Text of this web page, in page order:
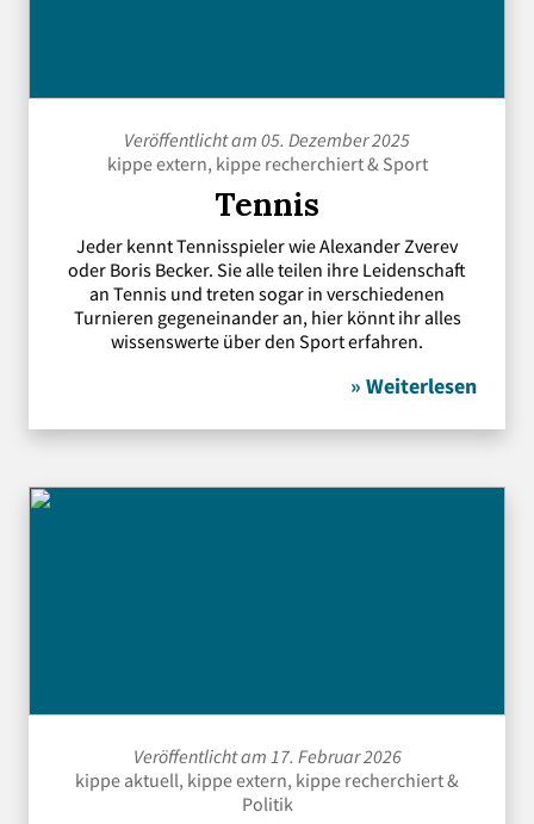
Veröffentlicht am 05. Dezember 2025
kippe extern, kippe recherchiert& Sport
Tennis
Jeder kennt Tennisspieler wie Alexander Zverev
oder Boris Becker. Sie alle teilen ihre Leidenschaft
an Tennis und treten sogar in verschiedenen
Turnieren gegeneinander an, hier könnt ihr alles
wissenswerte über den Sport erfahren.
» Weiterlesen
Veröffentlicht am 17. Februar 2026
kippe aktuell, kippe extern, kippe recherchiert&
Politik